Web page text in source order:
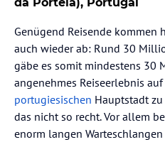
Genügend Reisende
auch wieder ab: Rund 30
gäbe es somit mindestens 30
angenehmes Reiseerlebnis
portugiesischen Hauptstadt
das nicht so recht. Vor allem
enorm langen